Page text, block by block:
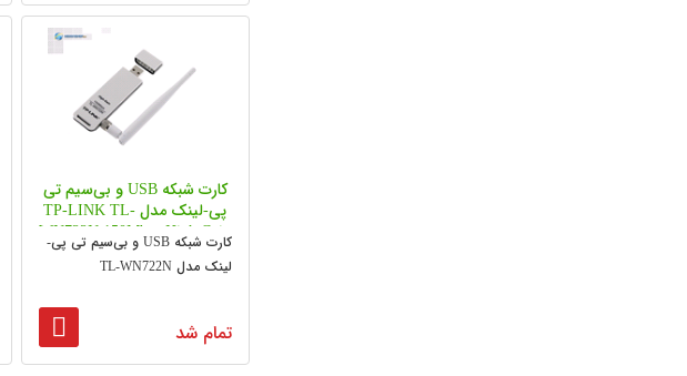
کارت شبکه USB و بی‌سیم تی
پی-لینک مدل TP-LINK TL-
WN722N 150Mbps High Gain
Wireless USB Adapter
کارت شبکه USB و بی‌سیم تی پی-
لینک مدل TL-WN722N
تمام شد